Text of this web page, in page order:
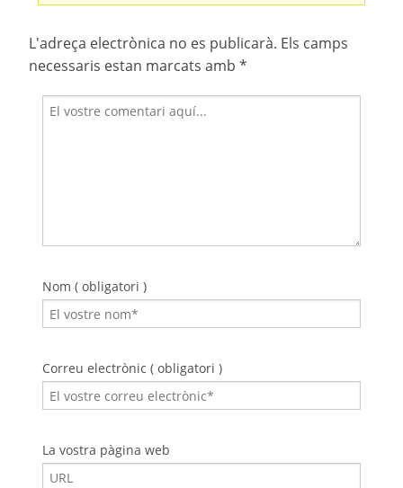
L'adreça electrònica no es publicarà. Els camps
necessaris estan marcats amb *
Nom ( obligatori )
Correu electrònic ( obligatori )
La vostra pàgina web